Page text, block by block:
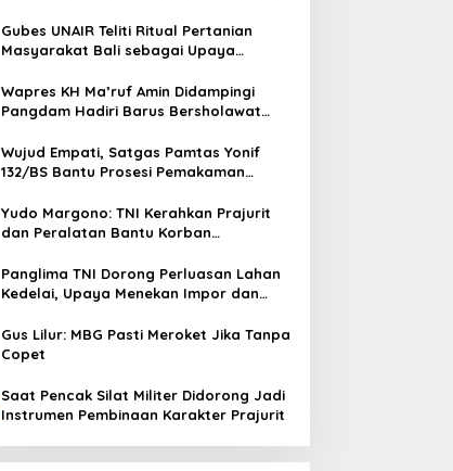
Gubes UNAIR Teliti Ritual Pertanian
Masyarakat Bali sebagai Upaya
Wapres KH Ma’ruf Amin Didampingi
Pangdam Hadiri Barus Bersholawat
Wujud Empati, Satgas Pamtas Yonif
132/BS Bantu Prosesi Pemakaman
Yudo Margono: TNI Kerahkan Prajurit
dan Peralatan Bantu Korban
Panglima TNI Dorong Perluasan Lahan
Kedelai, Upaya Menekan Impor dan
Gus Lilur: MBG Pasti Meroket Jika Tanpa
Copet
Saat Pencak Silat Militer Didorong Jadi
Instrumen Pembinaan Karakter Prajurit